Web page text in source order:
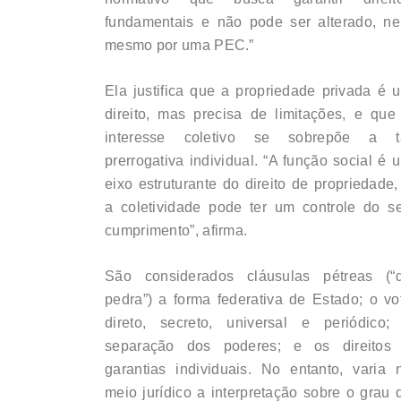
fundamentais e não pode ser alterado,
mesmo por uma PEC.”
Ela justifica que a propriedade privada é
direito, mas precisa de limitações, e que
interesse coletivo se sobrepõe a
prerrogativa individual. “A função social é
eixo estruturante do direito de propriedade,
a coletividade pode ter um controle do
cumprimento”, afirma.
São considerados cláusulas pétreas
pedra”) a forma federativa de Estado; o
direto, secreto, universal e periódico;
separação dos poderes; e os direitos
garantias individuais. No entanto, varia
meio jurídico a interpretação sobre o grau